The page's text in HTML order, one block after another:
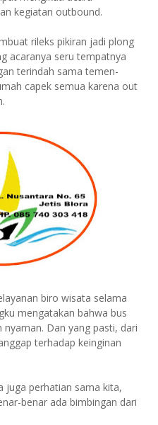
kegiatan outbound.
rileks pikiran jadi plong
acaranya seru tempatnya
terindah sama temen-
capek semua karena out
biro wisata selama
mengatakan bahwa bus
Dan yang pasti, dari
terhadap keinginan
juga perhatian sama kita,
benar ada bimbingan dari